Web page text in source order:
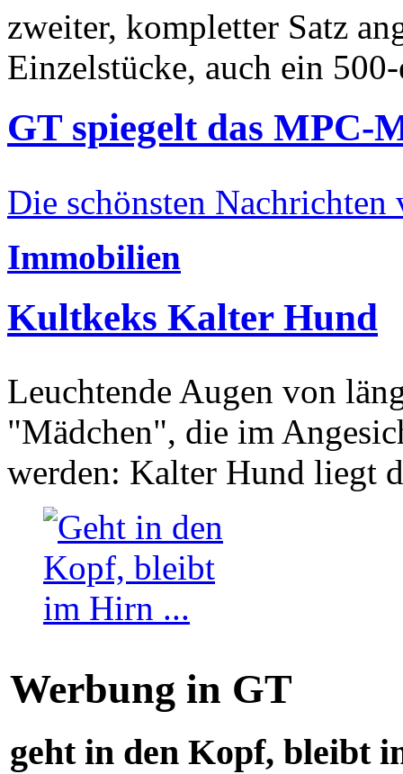
zweiter, kompletter Satz
Einzelstücke, auch ein
GT spiegelt das MPC-
Die schönsten Nachrichten
Immobilien
Kultkeks Kalter Hund
Leuchtende Augen von
"Mädchen", die im
werden: Kalter Hund liegt
Werbung in GT
geht in den Kopf, bleibt